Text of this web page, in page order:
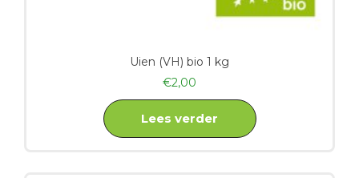
Uien (VH) bio 1 kg
€2,00
Lees verder